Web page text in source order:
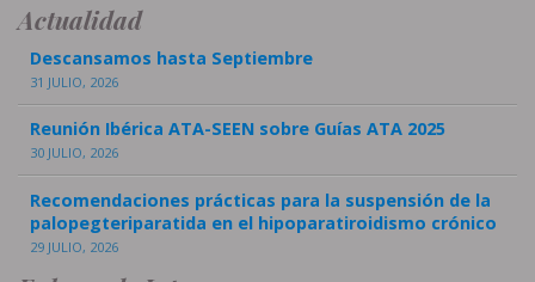
Actualidad
Descansamos hasta Septiembre
31 JULIO, 2026
Reunión Ibérica ATA-SEEN sobre Guías ATA 2025
30 JULIO, 2026
Recomendaciones prácticas para la suspensión de la
palopegteriparatida en el hipoparatiroidismo crónico
29 JULIO, 2026